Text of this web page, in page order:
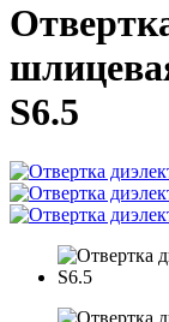
S6.5